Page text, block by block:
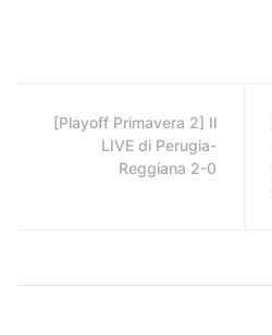
[Playoff Primavera 2] Il
LIVE di Perugia-
Reggiana 2-0